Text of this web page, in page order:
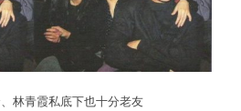
林青霞私底下也十分老友